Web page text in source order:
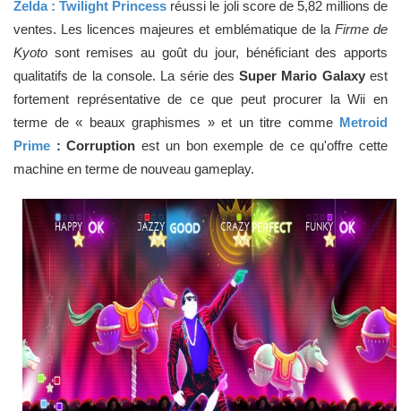
Zelda : Twilight Princess réussi le joli score de 5,82 millions de
ventes. Les licences majeures et emblématique de la Firme de
Kyoto sont remises au goût du jour, bénéficiant des apports
qualitatifs de la console. La série desSuper Mario Galaxyest
fortement représentative de ce que peut procurer la Wii en
terme de « beaux graphismes » et un titre comme Metroid
Prime : Corruption est un bon exemple de ce qu'offre cette
machine en terme de nouveau gameplay.